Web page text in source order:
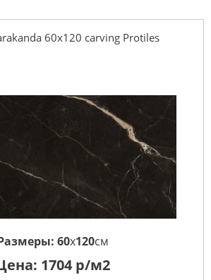
60х120 carving Protiles
60x120см
1704 р/м2